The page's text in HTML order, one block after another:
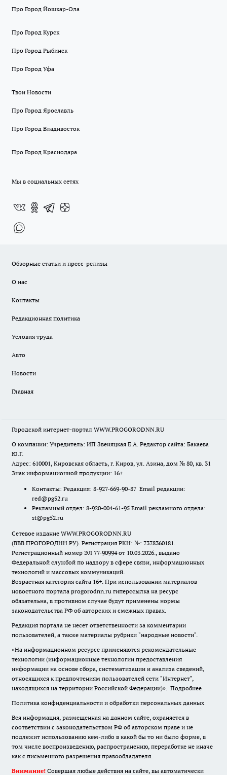
Про Город Йошкар-Ола
Про Город Курск
Про Город Рыбинск
Про Город Уфа
Твои Новости
Про Город Ярославль
Про Город Владивосток
Про Город Краснодара
Мы в социальных сетях
Обзорные статьи и пресс-релизы
О нас
Контакты
Редакционная политика
Условия труда
Авто
Новости
Главная
Городской интернет-портал WWW.PROGORODNN.RU
О компании: Учредитель: ИП Звеняцкая Е.А. Редактор сайта: Бакаева
Ю.Г.
Адрес: 610001, Кировская область, г. Киров, ул. Азина, дом № 80, кв. 31
Знак информационной продукции: 16+
Контакты: Редакция: 8-927-669-90-87 Email редакции:
red@pg52.ru
Рекламный отдел: 8-920-004-61-95 Email рекламного отдела:
st@pg52.ru
Сетевое издание WWW.PROGORODNN.RU
(ВВВ.ПРОГОРОДНН.РУ). Регистрация РКН: №: 7378360181.
Регистрационный номер ЭЛ 77-90994 от 10.03.2026., выдано
Федеральной службой по надзору в сфере связи, информационных
технологий и массовых коммуникаций.
Возрастная категория сайта 16+. При использовании материалов
новостного портала progorodnn.ru гиперссылка на ресурс
обязательна, в противном случае будут применены нормы
законодательства РФ об авторских и смежных правах.
Редакция портала не несет ответственности за комментарии
пользователей, а также материалы рубрики "народные новости".
«На информационном ресурсе применяются рекомендательные
технологии (информационные технологии предоставления
информации на основе сбора, систематизации и анализа сведений,
относящихся к предпочтениям пользователей сети "Интернет",
находящихся на территории Российской Федерации)». Подробнее
Политика конфиденциальности и обработки персональных данных
Вся информация, размещенная на данном сайте, охраняется в
соответствии с законодательством РФ об авторском праве и не
подлежит использованию кем-либо в какой бы то ни было форме, в
том числе воспроизведению, распространению, переработке не иначе
как с письменного разрешения правообладателя.
Внимание! Совершая любые действия на сайте, вы автоматически